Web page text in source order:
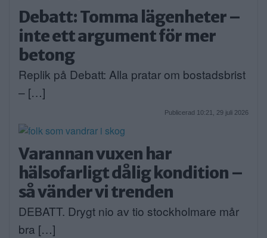
Debatt: Tomma lägenheter –
inte ett argument för mer
betong
Replik på Debatt: Alla pratar om bostadsbrist
– […]
Publicerad 10:21, 29 juli 2026
Varannan vuxen har
hälsofarligt dålig kondition –
så vänder vi trenden
DEBATT. Drygt nio av tio stockholmare mår
bra […]